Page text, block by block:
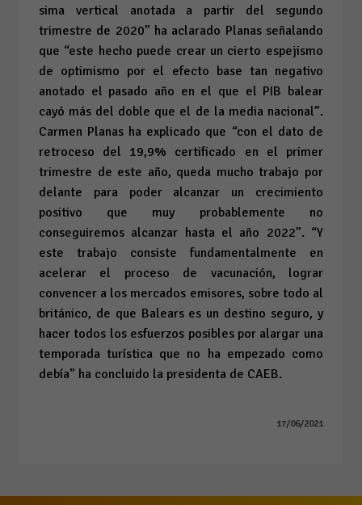
sima vertical anotada a partir del segundo
trimestre de 2020” ha aclarado Planas señalando
que “este hecho puede crear un cierto espejismo
de optimismo por el efecto base tan negativo
anotado el pasado año en el que el PIB balear
cayó más del doble que el de la media nacional”.
Carmen Planas ha explicado que “con el dato de
retroceso del 19,9% certificado en el primer
trimestre de este año, queda mucho trabajo por
delante para poder alcanzar un crecimiento
positivo que muy probablemente no
conseguiremos alcanzar hasta el año 2022”. “Y
este trabajo consiste fundamentalmente en
acelerar el proceso de vacunación, lograr
convencer a los mercados emisores, sobre todo al
británico, de que Balears es un destino seguro, y
hacer todos los esfuerzos posibles por alargar una
temporada turística que no ha empezado como
debía” ha concluido la presidenta de CAEB.
17/06/2021